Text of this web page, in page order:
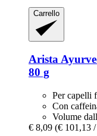
Carrello
Arista
80 g
Per capelli
Con
Volume
€ 8,09 (€ 101,13